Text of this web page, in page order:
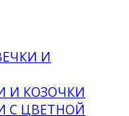
И
И КОЗОЧКИ
С ЦВЕТНОЙ